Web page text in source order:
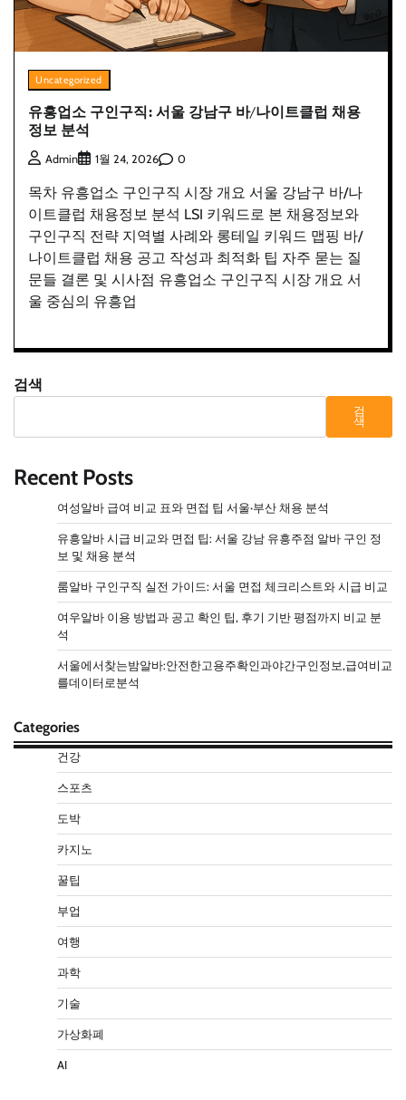
Uncategorized
유흥업소 구인구직: 서울 강남구 바/나이트클럽 채용
정보 분석
Admin 1월 24, 2026 0
목차 유흥업소 구인구직 시장 개요 서울 강남구 바/나
이트클럽 채용정보 분석 LSI 키워드로 본 채용정보와
구인구직 전략 지역별 사례와 롱테일 키워드 맵핑 바/
나이트클럽 채용 공고 작성과 최적화 팁 자주 묻는 질
문들 결론 및 시사점 유흥업소 구인구직 시장 개요 서
울 중심의 유흥업
검색
검
색
Recent Posts
여성알바 급여 비교 표와 면접 팁 서울·부산 채용 분석
유흥알바 시급 비교와 면접 팁: 서울 강남 유흥주점 알바 구인 정
보 및 채용 분석
룸알바 구인구직 실전 가이드: 서울 면접 체크리스트와 시급 비교
여우알바 이용 방법과 공고 확인 팁, 후기 기반 평점까지 비교 분
석
서울에서찾는밤알바:안전한고용주확인과야간구인정보,급여비교
를데이터로분석
Categories
건강
스포츠
도박
카지노
꿀팁
부업
여행
과학
기술
가상화폐
AI